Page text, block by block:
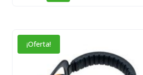
era:
21,00€.
es:
18,90€.
¡Oferta!